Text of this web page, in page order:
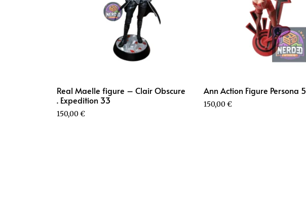
Real Maelle figure – Clair Obscure
. Expedition 33
150,00€
Ann Action Figure Persona 5
150,00€